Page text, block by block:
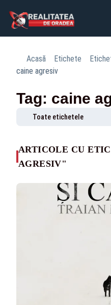
Acasă Etichete
caine agresiv
Tag: caine
Toate etichetele
ARTICOLE CU
AGRESIV"